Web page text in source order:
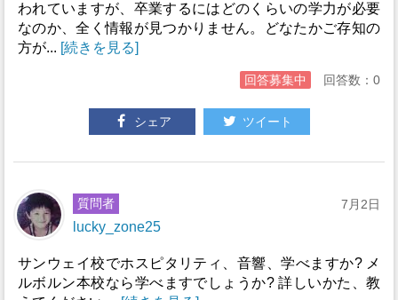
われていますが、卒業するにはどのくらいの学力が必要
なのか、全く情報が見つかりません。どなたかご存知の
方が... [続きを見る]
回答募集中 回答数：0
シェア ツイート
質問者
lucky_zone25
7月2日
サンウェイ校でホスピタリティ、音響、学べますか? メ
ルボルン本校なら学べますでしょうか? 詳しいかた、教